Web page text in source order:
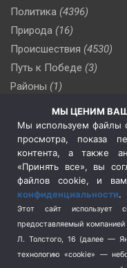
Политика (4396)
Природа (16)
Происшествия (4530)
Путь к Победе (3)
Районы (1)
(509)
Сельское хозяйство (3)
Социальная политика
Спецоперация в Украине
Спецоперация на
Спорт (740)
Терроризм (1)
Транспорт (262)
МЫ ЦЕНИМ
Мы используем файлы
просмотра, показа
контента, а также
«Принять все», вы
файлов cookie, и
конфиденциальности.
Этот сайт использует
предоставляемый
Л. Толстого, 16 (далее —
технологию «cookie» —